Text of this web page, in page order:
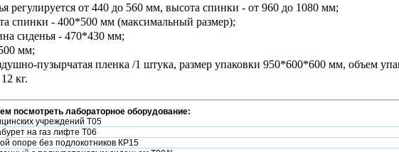
регулируется от 440 до 560 мм, высота спинки - от 960 до 1080 мм;
спинки - 400*500 мм (максимальный размер);
сиденья - 470*430 мм;
мм;
пузырчатая пленка /1 штука, размер упаковки 950*600*600 мм, объем
кг.
посмотреть лабораторное оборудование:
учреждений Т05
на газ лифте Т06
опоре без подлокотников КР15